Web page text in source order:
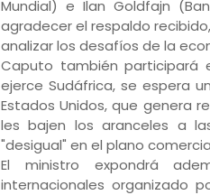
Mundial) e Ilan Goldfajn
agradecer el respaldo
analizar los desafíos de la
Caputo también participará
ejerce Sudáfrica, se espera
Estados Unidos, que genera
les bajen los aranceles a
"desigual" en el plano
El ministro expondrá
internacionales organizado